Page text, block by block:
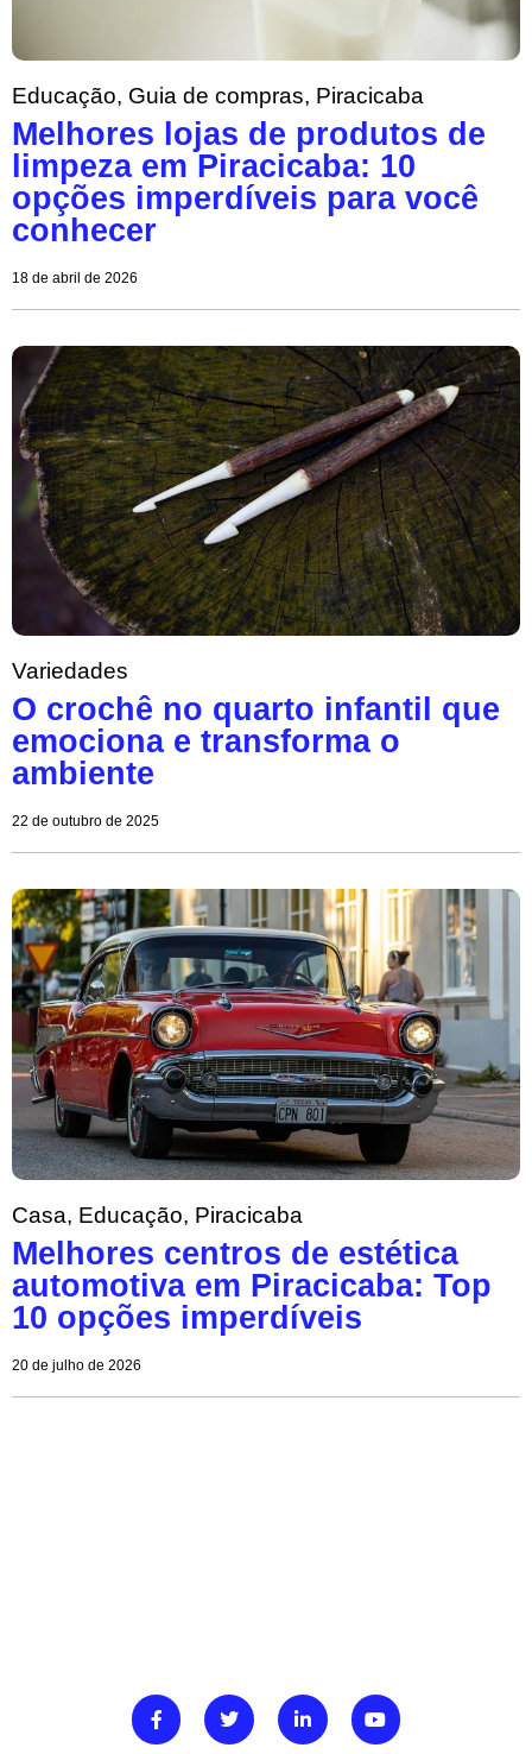
Educação, Guia de compras, Piracicaba
Melhores lojas de produtos de
limpeza em Piracicaba: 10
opções imperdíveis para você
conhecer
18 de abril de 2026
Variedades
O crochê no quarto infantil que
emociona e transforma o
ambiente
22 de outubro de 2025
Casa, Educação, Piracicaba
Melhores centros de estética
automotiva em Piracicaba: Top
10 opções imperdíveis
20 de julho de 2026